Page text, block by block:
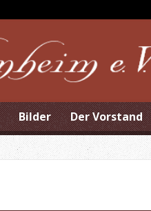
Bilder Der Vorstand